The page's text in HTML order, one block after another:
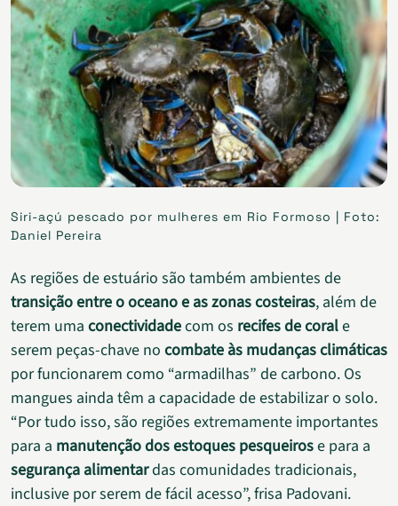
Siri-açú pescado por mulheres em Rio Formoso | Foto:
Daniel Pereira
As regiões de estuário são também ambientes de
transição entre o oceano e as zonas costeiras, além de
terem uma conectividadecom os recifes de corale
serem peças-chave no combate às mudanças climáticas
por funcionarem como “armadilhas” de carbono. Os
mangues ainda têm a capacidade de estabilizar o solo.
“Por tudo isso, são regiões extremamente importantes
para a manutenção dos estoques pesqueirose para a
segurança alimentardas comunidades tradicionais,
inclusive por serem de fácil acesso”, frisa Padovani.